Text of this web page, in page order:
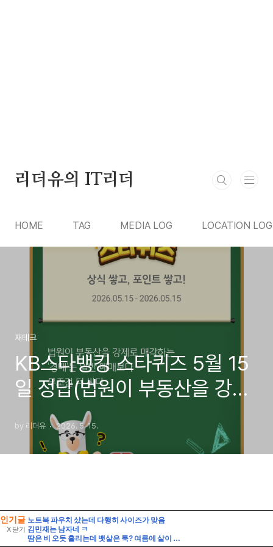
인기글
X 닫기
노트북 파우치 샀는데 다행히 사이즈가 맞음
김민재는 남자네 ㅋ
땀은 비 오듯 흘리는데 뱃살은 툭? 여름에 살이 찌는 이유